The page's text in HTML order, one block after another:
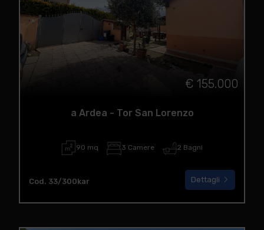
€ 155.000
a Ardea - Tor San Lorenzo
90 mq 3 Camere 2 Bagni
Cod. 33/300kar Dettagli